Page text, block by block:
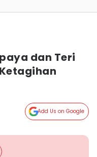
dan Teri
Add Us on Google